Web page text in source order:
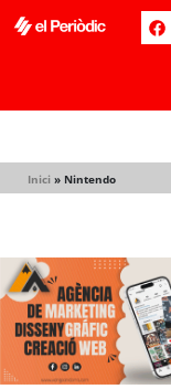
Inici » Nintendo